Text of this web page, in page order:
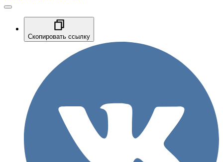
Скопировать ссылку